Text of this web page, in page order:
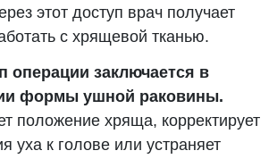
этот доступ врач получает
с хрящевой тканью.
операции заключается в
формы ушной раковины.
положение хряща, корректирует
уха к голове или устраняет